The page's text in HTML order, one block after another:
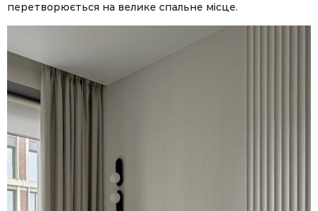
перетворюється на велике спальне місце.